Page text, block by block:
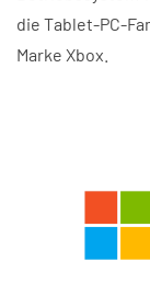
die Tablet-PC-
Marke Xbox